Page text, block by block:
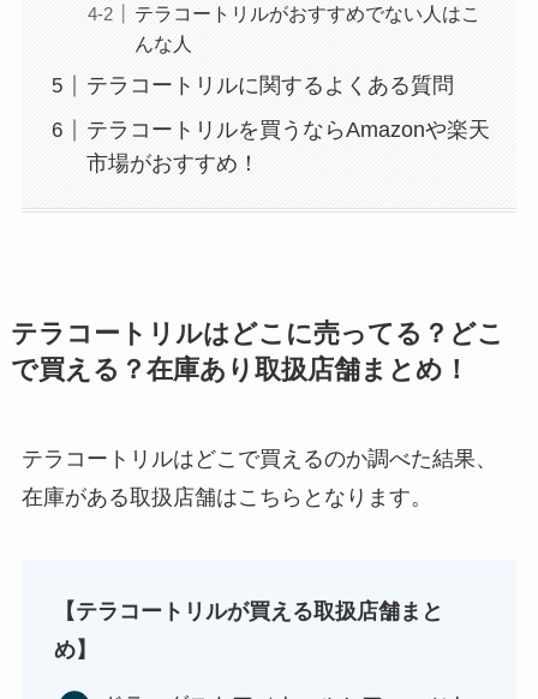
テラコートリルがおすすめでない人はこ
んな人
テラコートリルに関するよくある質問
テラコートリルを買うならAmazonや楽天
市場がおすすめ！
テラコートリルはどこに売ってる？どこ
で買える？在庫あり取扱店舗まとめ！
テラコートリルはどこで買えるのか調べた結果、
在庫がある取扱店舗はこちらとなります。
【テラコートリルが買える取扱店舗まと
め】